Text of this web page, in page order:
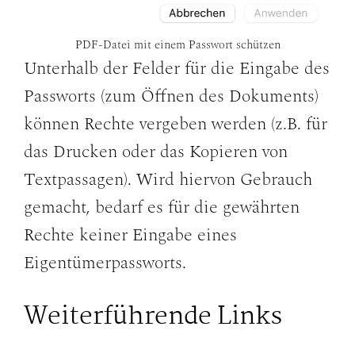
PDF-Datei mit einem Passwort schützen
Unterhalb der Felder für die Eingabe des
Passworts (zum Öffnen des Dokuments)
können Rechte vergeben werden (z.B. für
das Drucken oder das Kopieren von
Textpassagen). Wird hiervon Gebrauch
gemacht, bedarf es für die gewährten
Rechte keiner Eingabe eines
Eigentümerpassworts.
Weiterführende Links